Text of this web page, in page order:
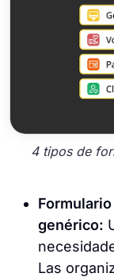
4 tipos de
genérico:
Las